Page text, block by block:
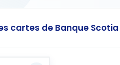
cartes de Banque Scotia